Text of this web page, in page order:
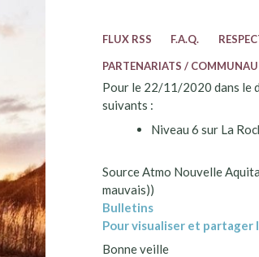
FLUX RSS
F.A.Q.
PARTENARIATS /
Pour le 22/11/2020 dans le
suivants :
Niveau 6 sur La
Source Atmo Nouvelle
mauvais))
Bulletins
Pour visualiser et partager
Bonne veille